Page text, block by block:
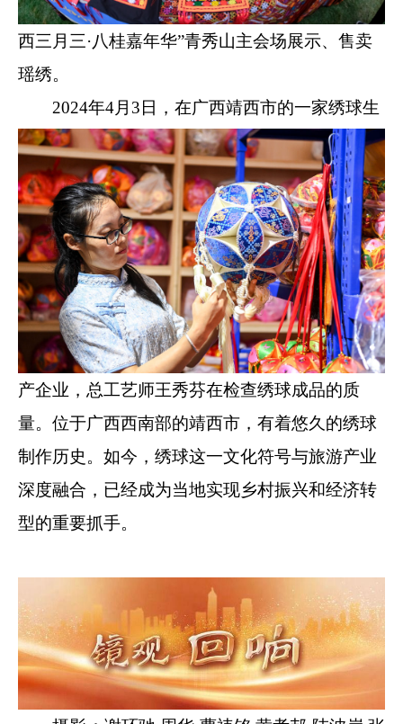
西三月三·八桂嘉年华”青秀山主会场展示、售卖
瑶绣。
2024年4月3日，在广西靖西市的一家绣球生
产企业，总工艺师王秀芬在检查绣球成品的质
量。位于广西西南部的靖西市，有着悠久的绣球
制作历史。如今，绣球这一文化符号与旅游产业
深度融合，已经成为当地实现乡村振兴和经济转
型的重要抓手。